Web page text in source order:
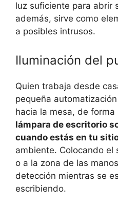
luz suficiente para abrir
además, sirve como
a posibles intrusos.
Iluminación del
Quien trabaja desde
pequeña
hacia la mesa, de forma
lámpara de escritorio
cuando estás en tu
ambiente. Colocando
o a la zona de las
detección mientras se
escribiendo.